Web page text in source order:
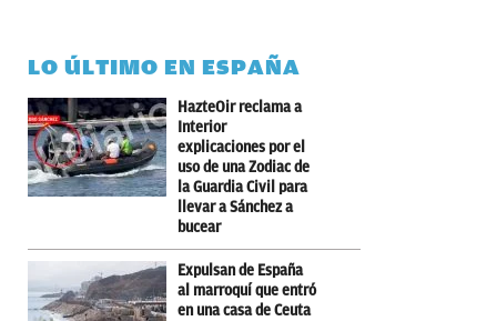
LO ÚLTIMO EN ESPAÑA
HazteOir reclama a
Interior
explicaciones por el
uso de una Zodiac de
la Guardia Civil para
llevar a Sánchez a
bucear
Expulsan de España
al marroquí que entró
en una casa de Ceuta